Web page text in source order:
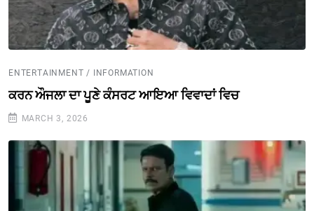
ENTERTAINMENT / INFORMATION
ਕਰਨ ਔਜਲਾ ਦਾ ਪੂਣੇ ਕੰਸਰਟ ਆਇਆ ਵਿਵਾਦਾਂ ਵਿਚ
MARCH 3, 2026